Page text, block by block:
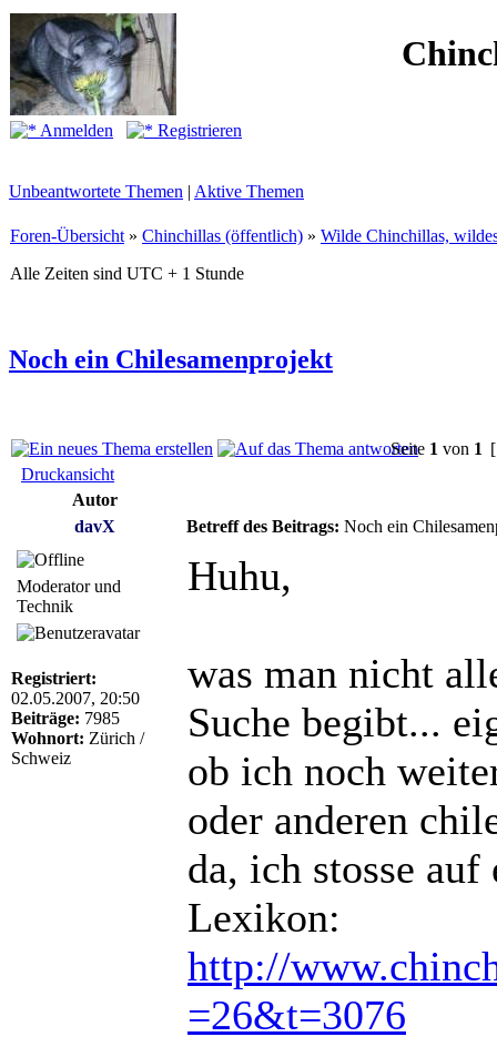
Anmelden
Registrieren
Unbeantwortete Themen | Aktive Themen
Foren-Übersicht » Chinchillas (öffentlich) » Wilde Chinchillas,
Alle Zeiten sind UTC + 1 Stunde
Noch ein Chilesamenprojekt
Seite 1 von 1
Druckansicht
Autor
davX
Betreff des Beitrags: Noch ein
Moderator und
Technik
Registriert:
02.05.2007, 20:50
Beiträge: 7985
Wohnort: Zürich /
Schweiz
Huhu,
was man nicht
Suche begibt...
ob ich noch
oder anderen
da, ich stosse
Lexikon:
http://
=26&t=3076